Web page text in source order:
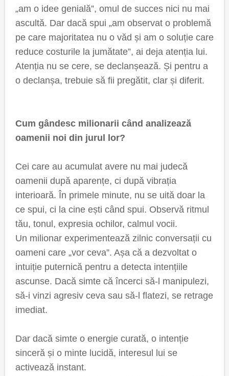
„am o idee genială”, omul de succes nici nu mai
ascultă. Dar dacă spui „am observat o problemă
pe care majoritatea nu o văd și am o soluție care
reduce costurile la jumătate”, ai deja atenția lui.
Atenția nu se cere, se declanșează. Și pentru a
o declanșa, trebuie să fii pregătit, clar și diferit.
Cum gândesc milionarii când analizează
oamenii noi din jurul lor?
Cei care au acumulat avere nu mai judecă
oamenii după aparențe, ci după vibrația
interioară. În primele minute, nu se uită doar la
ce spui, ci la cine ești când spui. Observă ritmul
tău, tonul, expresia ochilor, calmul vocii.
Un milionar experimentează zilnic conversații cu
oameni care „vor ceva”. Așa că a dezvoltat o
intuiție puternică pentru a detecta intențiile
ascunse. Dacă simte că încerci să-l manipulezi,
să-i vinzi agresiv ceva sau să-l flatezi, se retrage
imediat.
Dar dacă simte o energie curată, o intenție
sinceră și o minte lucidă, interesul lui se
activează instant.